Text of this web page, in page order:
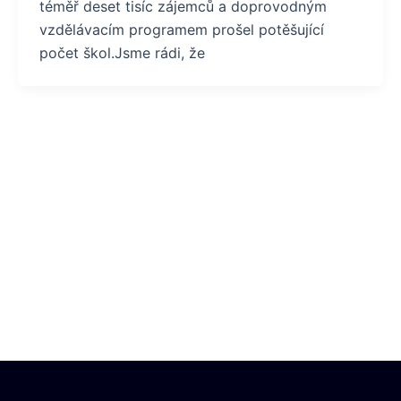
téměř deset tisíc zájemců a doprovodným
vzdělávacím programem prošel potěšující
počet škol.Jsme rádi, že